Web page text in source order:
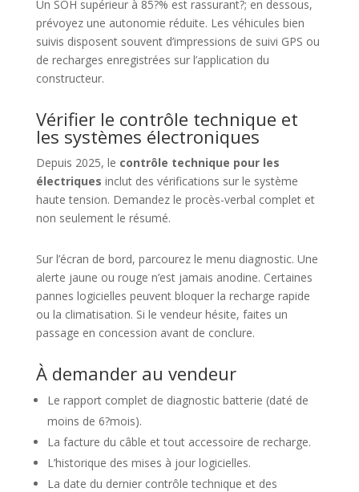
Un SOH supérieur à 85?% est rassurant?; en dessous,
prévoyez une autonomie réduite. Les véhicules bien
suivis disposent souvent d’impressions de suivi GPS ou
de recharges enregistrées sur l’application du
constructeur.
Vérifier le contrôle technique et
les systèmes électroniques
Depuis 2025, le contrôle technique pour les
électriques inclut des vérifications sur le système
haute tension. Demandez le procès-verbal complet et
non seulement le résumé.
Sur l’écran de bord, parcourez le menu diagnostic. Une
alerte jaune ou rouge n’est jamais anodine. Certaines
pannes logicielles peuvent bloquer la recharge rapide
ou la climatisation. Si le vendeur hésite, faites un
passage en concession avant de conclure.
À demander au vendeur
Le rapport complet de diagnostic batterie (daté de
moins de 6?mois).
La facture du câble et tout accessoire de recharge.
L’historique des mises à jour logicielles.
La date du dernier contrôle technique et des